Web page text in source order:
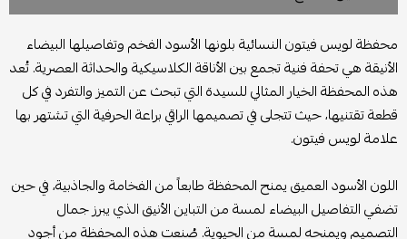
محفظة لويس فيتون النسائية بلونها الأسود الفخم وتفاصيلها البيضاء
الأنيقة هي تحفة فنية تجمع بين الأناقة الكلاسيكية والحداثة العصرية. تُعد
هذه المحفظة الخيار المثالي للسيدة التي تبحث عن التميز والتفرد في كل
قطعة تقتنيها، حيث تتجلى في تصميمها الراقي براعة الحرفية التي تشتهر بها
علامة لويس فيتون.
اللون الأسود العميق يمنح المحفظة طابعاً من الفخامة والجاذبية، في حين
تضفي التفاصيل البيضاء لمسة من التباين الأنيق الذي يبرز جمال
التصميم ويمنحه لمسة من الحيوية. صُنعت هذه المحفظة من أجود